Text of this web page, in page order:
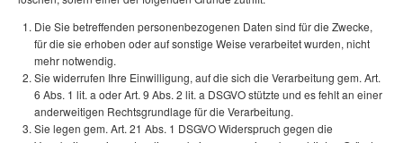
Die Sie betreffenden personenbezogenen Daten sind für die Zwecke,
für die sie erhoben oder auf sonstige Weise verarbeitet wurden, nicht
mehr notwendig.
Sie widerrufen Ihre Einwilligung, auf die sich die Verarbeitung gem. Art.
6 Abs. 1 lit. a oder Art. 9 Abs. 2 lit. a DSGVO stützte und es fehlt an einer
anderweitigen Rechtsgrundlage für die Verarbeitung.
Sie legen gem. Art. 21 Abs. 1 DSGVO Widerspruch gegen die